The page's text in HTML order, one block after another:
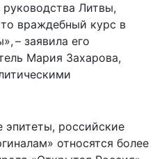
Литвы,
враждебный курс в
– заявила его
Мария Захарова,
российские
относятся более